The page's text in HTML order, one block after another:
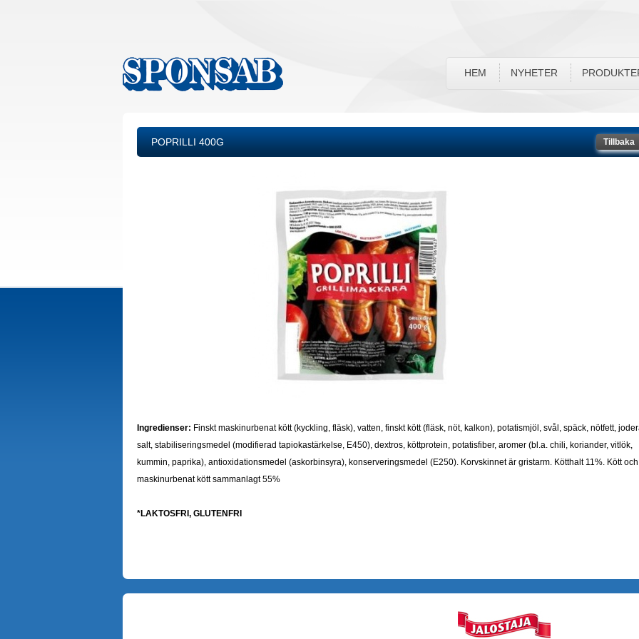
HEM NYHETER
Tillbaka
POPRILLI 400G
Ingredienser: Finskt maskinurbenat kött (kyckling, fläsk), vatten, finskt kött (fläsk, nöt, kalkon), potatismjöl, svål, späck, nötfett,
salt, stabiliseringsmedel (modifierad tapiokastärkelse, E450), dextros, köttprotein, potatisfiber, aromer (bl.a. chili, koriander, vitlök,
kummin, paprika), antioxidationsmedel (askorbinsyra), konserveringsmedel (E250). Korvskinnet är gristarm. Kötthalt 11%. Kött och
maskinurbenat kött sammanlagt 55%
*LAKTOSFRI, GLUTENFRI